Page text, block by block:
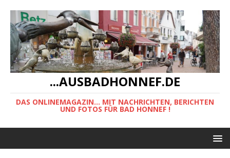
...AUSBADHONNEF.DE
DAS ONLINEMAGAZIN... MIT NACHRICHTEN, BERICHTEN
UND FOTOS FÜR BAD HONNEF !